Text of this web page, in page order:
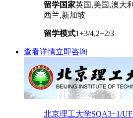
留学国家英国,美国,澳大
西兰,新加坡
留学模式1+3/4,2+2/3
查看详情立即咨询
北京理工大学SQA3+1/